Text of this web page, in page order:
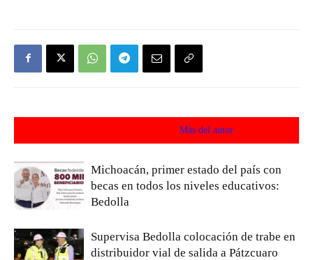
Más del autor
Michoacán, primer estado del país con
becas en todos los niveles educativos:
Bedolla
Supervisa Bedolla colocación de trabe en
distribuidor vial de salida a Pátzcuaro